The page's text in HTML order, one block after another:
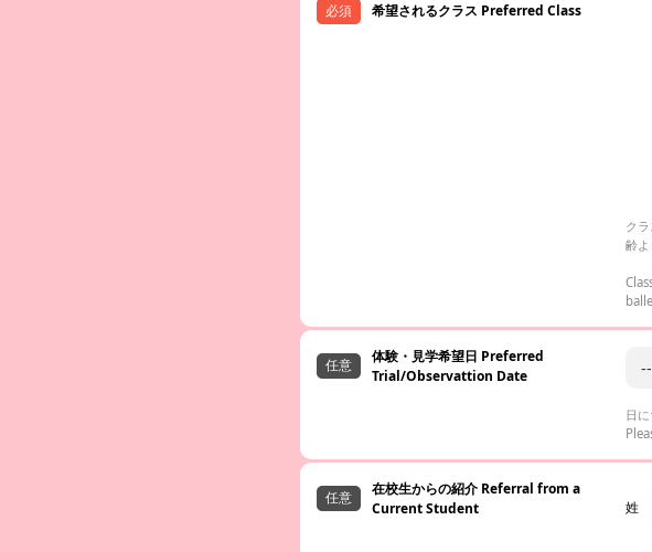
希望されるクラス Preferred Class
ク
齢
体験・見学希望日 Preferred
Trial/Observattion Date
日
在校生からの紹介 Referral from a
Current Student
姓